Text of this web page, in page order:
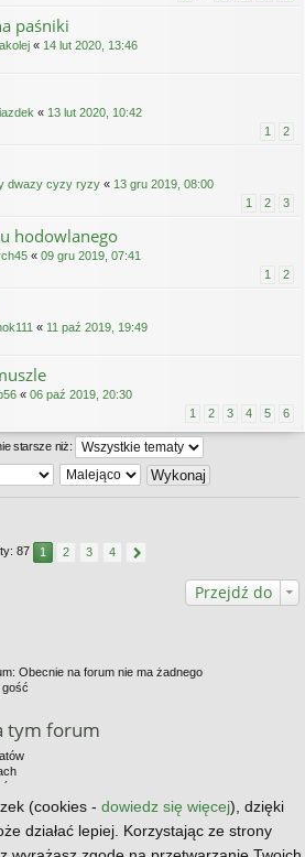
paśniki
« 14 lut 2020, 13:46
« 13 lut 2020, 10:42
1 2
dwazy cyzy ryzy « 13 gru 2019, 08:00
1 2 3
hodowlanego
« 09 gru 2019, 07:41
1 2
« 11 paź 2019, 19:49
« 06 paź 2019, 20:30
1 2 3 4 5 6
starsze niż:
87 1 2 3 4
Przejdź do
Obecnie na forum nie ma żadnego
tym forum
Zespół administracyjny
Kontakt z nami
(cookies - dowiedz się więcej), dzięki
działać lepiej. Korzystając ze strony